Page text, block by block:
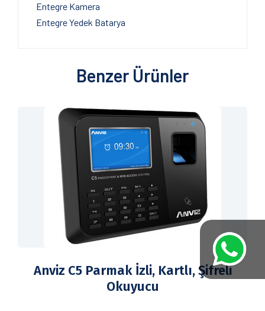
Entegre Kamera
Entegre Yedek Batarya
Benzer Ürünler
Anviz C5 Parmak İzli, Kartlı, Şifreli
Okuyucu